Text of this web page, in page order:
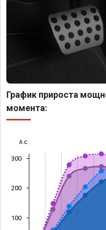
График прироста
момента:
л.с.
100
200
300